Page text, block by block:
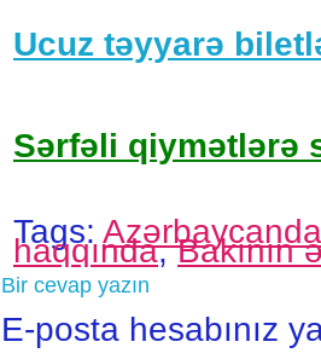
Ucuz təyyarə
Sərfəli qiymətlərə
Tags:
haqqında,Bakının
Bir cevap yazın
E-posta hesabınız